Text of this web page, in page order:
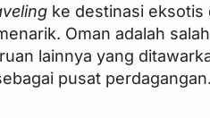
ke destinasi eksotis
Oman adalah
lainnya yang
pusat perdagangan.